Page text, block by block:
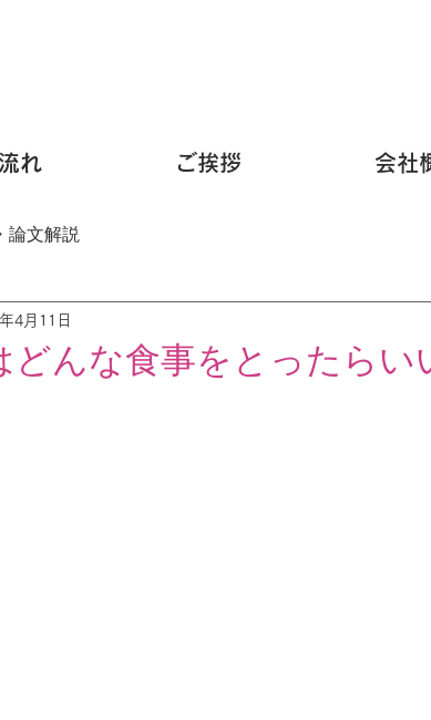
れ ご挨拶 会社
論文解説
どんな食事をとったらい
4月11日